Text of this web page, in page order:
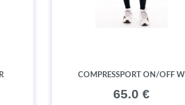
COMPRESSPORT ON/OFF W
65.0 €